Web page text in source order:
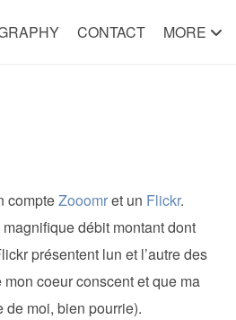
CONTACT MORE
compteZooomret un Flickr.
débit montant dont
présentent lun et l’autre des
coeur conscent et que ma
moi, bien pourrie).